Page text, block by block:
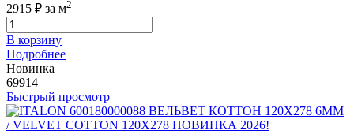
2915 ₽ за м2
В корзину
Подробнее
Новинка
69914
Быстрый просмотр